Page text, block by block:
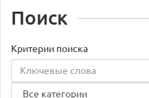
Поиск
Критерии поиска